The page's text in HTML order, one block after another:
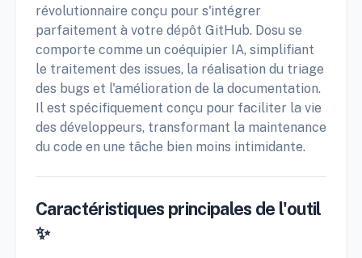
révolutionnaire conçu pour s'intégrer
parfaitement à votre dépôt GitHub. Dosu se
comporte comme un coéquipier IA, simplifiant
le traitement des issues, la réalisation du triage
des bugs et l'amélioration de la documentation.
Il est spécifiquement conçu pour faciliter la vie
des développeurs, transformant la maintenance
du code en une tâche bien moins intimidante.
Caractéristiques principales de l'outil
✨